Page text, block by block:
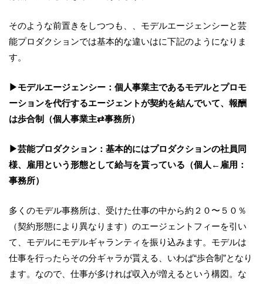
そのような前置きをしつつも、、モデルエージェンシーと芸
能プロダクションでは基本的な違いはに下記のようになりま
す。
▶モデルエージェンシー：個人事業主であるモデルとプロモ
ーションを代行するエージェントが契約を結んでいて、報酬
は歩合制（個人事業主⇄事務所）
▶芸能プロダクション：基本的にはプロダクションの社員同
様、雇用という形態として給与を貰っている（個人←雇用：
事務所）
多くのモデル事務所は、受けた仕事の中から約２０〜５０％
（契約形態により異なります）のエージェントフィーを引い
て、モデルにモデルギャランティを振り込みます。モデルは
仕事を行ったらその分ギャラが貰える、いわば“歩合制”となり
ます。なので、仕事が多ければ収入が増えるという構図。な